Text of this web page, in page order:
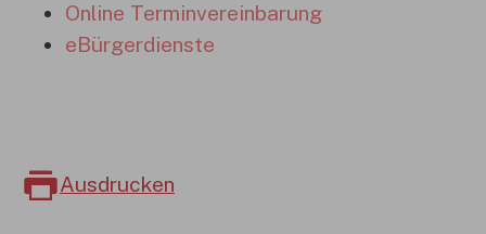
Online Terminvereinbarung
eBürgerdienste
Ausdrucken